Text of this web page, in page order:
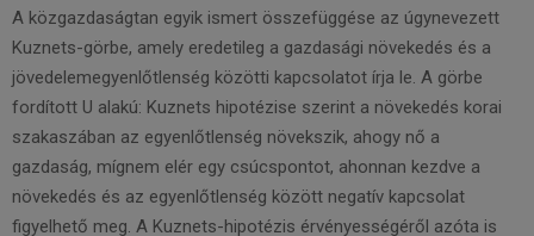
A közgazdaságtan egyik ismert összefüggése az úgynevezett
Kuznets-görbe, amely eredetileg a gazdasági növekedés és a
jövedelemegyenlőtlenség közötti kapcsolatot írja le. A görbe
fordított U alakú: Kuznets hipotézise szerint a növekedés korai
szakaszában az egyenlőtlenség növekszik, ahogy nő a
gazdaság, mígnem elér egy csúcspontot, ahonnan kezdve a
növekedés és az egyenlőtlenség között negatív kapcsolat
figyelhető meg. A Kuznets-hipotézis érvényességéről azóta is